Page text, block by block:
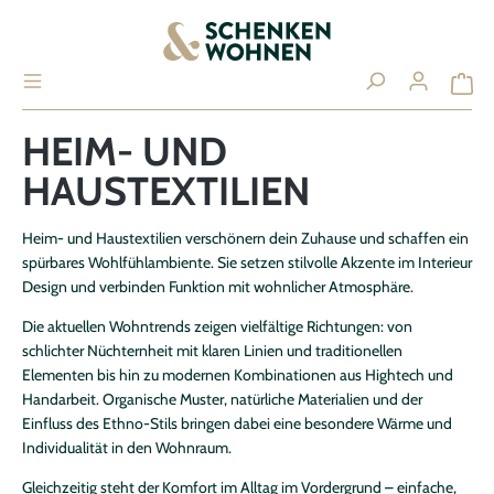
Ihr Konto
ANMELDEN / REGISTRIEREN
Übersicht
Persönliches Profil
Zahlungsarten
Bestellungen
HEIM- UND
HAUSTEXTILIEN
Heim- und Haustextilien verschönern dein Zuhause und schaffen ein
spürbares Wohlfühlambiente. Sie setzen stilvolle Akzente im Interieur
Design und verbinden Funktion mit wohnlicher Atmosphäre.
Die aktuellen Wohntrends zeigen vielfältige Richtungen: von
schlichter Nüchternheit mit klaren Linien und traditionellen
Elementen bis hin zu modernen Kombinationen aus Hightech und
Handarbeit. Organische Muster, natürliche Materialien und der
Einfluss des Ethno-Stils bringen dabei eine besondere Wärme und
Individualität in den Wohnraum.
Gleichzeitig steht der Komfort im Alltag im Vordergrund – einfache,